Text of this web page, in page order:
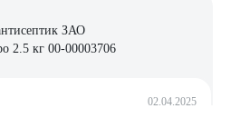
ЗАО
2.5 кг 00-00003706
02.04.2025